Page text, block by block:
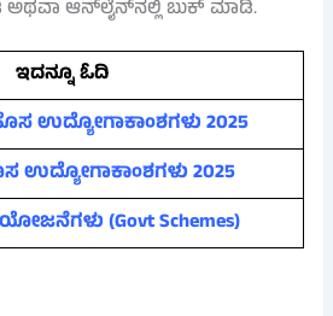
ಆನ್‌ಲೈನ್‌ನಲ್ಲಿ ಬುಕ್ ಮಾಡಿ.
ಇದನ್ನೂ ಓದಿ
ಉದ್ಯೋಗಾಕಾಂಶಗಳು 2025
ಉದ್ಯೋಗಾಕಾಂಶಗಳು 2025
(Govt Schemes)